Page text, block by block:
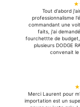
Tout d'abord
professionnalisme
commandant une
faits, j'ai
fourchettte de
plusieurs DODGE
convenait le
Merci Laurent pour
importation est un